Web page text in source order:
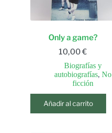
Only a game?
10,00 €
Biografías y
autobiografías, No
ficción
Añadir al carrito